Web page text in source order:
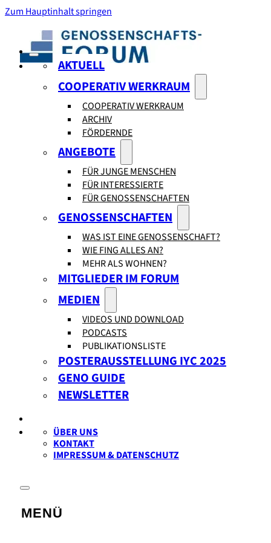
Zum Hauptinhalt springen
AKTUELL
COOPERATIV WERKRAUM
COOPERATIV WERKRAUM
ARCHIV
FÖRDERNDE
ANGEBOTE
FÜR JUNGE MENSCHEN
FÜR INTERESSIERTE
FÜR GENOSSENSCHAFTEN
GENOSSENSCHAFTEN
WAS IST EINE GENOSSENSCHAFT?
WIE FING ALLES AN?
MEHR ALS WOHNEN?
MITGLIEDER IM FORUM
MEDIEN
VIDEOS UND DOWNLOAD
PODCASTS
PUBLIKATIONSLISTE
POSTERAUSSTELLUNG IYC 2025
GENO GUIDE
NEWSLETTER
ÜBER UNS
KONTAKT
IMPRESSUM & DATENSCHUTZ